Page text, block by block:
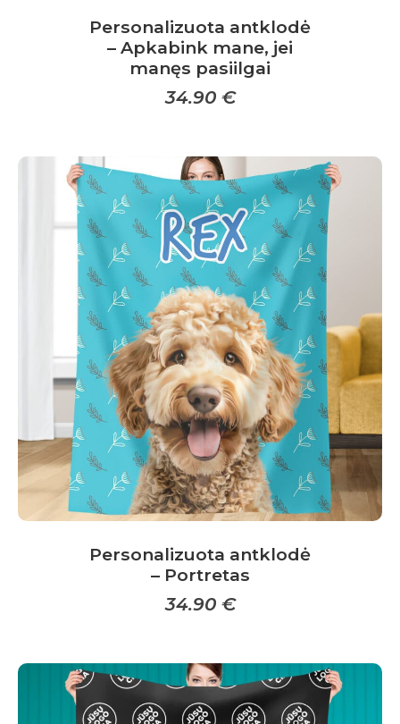
Personalizuota antklodė
– Apkabink mane, jei
manęs pasiilgai
34.90 €
product
has
multiple
variants.
The
options
may
be
chosen
on
the
product
page
Personalizuota antklodė
– Portretas
34.90 €
product
has
multiple